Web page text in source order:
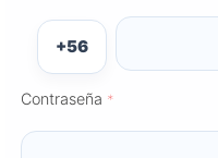
+56
Contraseña *